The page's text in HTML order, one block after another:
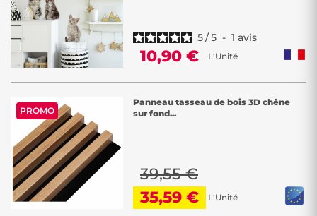
5/5 - 1 avis
10,90 € L'Unité
Panneau tasseau de bois 3D chêne
sur fond...
39,55 €
35,59 €
L'Unité
PROMO